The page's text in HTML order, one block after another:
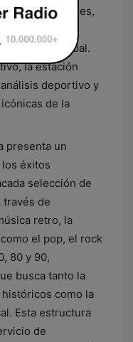
e internacionales,
sobre
global.
la estación
deportivo y
de la
presenta un
éxitos
selección de
través de
retro, la
el pop, el rock
80 y 90,
busca tanto la
como la
Esta estructura
de